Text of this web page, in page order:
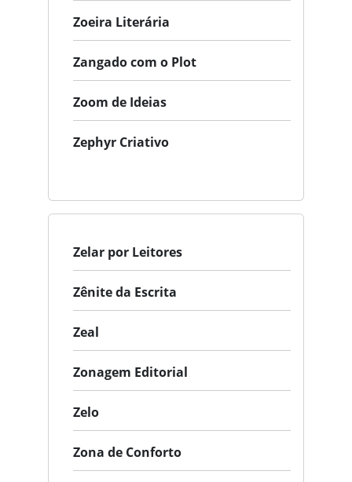
Zoeira Literária
Zangado com o Plot
Zoom de Ideias
Zephyr Criativo
Zelar por Leitores
Zênite da Escrita
Zeal
Zonagem Editorial
Zelo
Zona de Conforto